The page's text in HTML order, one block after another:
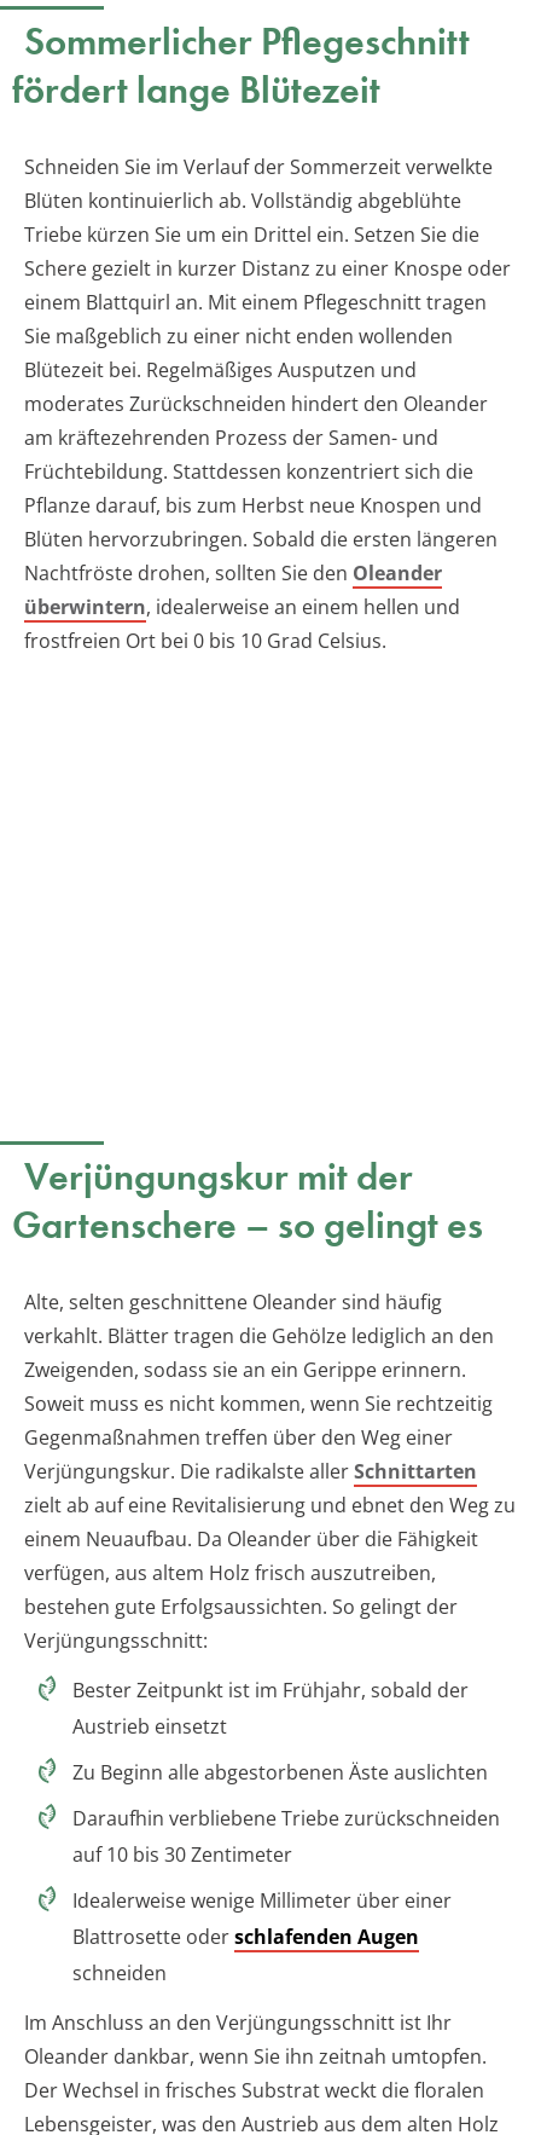
Sommerlicher Pflegeschnitt
fördert lange Blütezeit
Schneiden Sie im Verlauf der Sommerzeit verwelkte
Blüten kontinuierlich ab. Vollständig abgeblühte
Triebe kürzen Sie um ein Drittel ein. Setzen Sie die
Schere gezielt in kurzer Distanz zu einer Knospe oder
einem Blattquirl an. Mit einem Pflegeschnitt tragen
Sie maßgeblich zu einer nicht enden wollenden
Blütezeit bei. Regelmäßiges Ausputzen und
moderates Zurückschneiden hindert den Oleander
am kräftezehrenden Prozess der Samen- und
Früchtebildung. Stattdessen konzentriert sich die
Pflanze darauf, bis zum Herbst neue Knospen und
Blüten hervorzubringen. Sobald die ersten längeren
Nachtfröste drohen, sollten Sie den Oleander
überwintern, idealerweise an einem hellen und
frostfreien Ort bei 0 bis 10 Grad Celsius.
Verjüngungskur mit der
Gartenschere – so gelingt es
Alte, selten geschnittene Oleander sind häufig
verkahlt. Blätter tragen die Gehölze lediglich an den
Zweigenden, sodass sie an ein Gerippe erinnern.
Soweit muss es nicht kommen, wenn Sie rechtzeitig
Gegenmaßnahmen treffen über den Weg einer
Verjüngungskur. Die radikalste allerSchnittarten
zielt ab auf eine Revitalisierung und ebnet den Weg zu
einem Neuaufbau. Da Oleander über die Fähigkeit
verfügen, aus altem Holz frisch auszutreiben,
bestehen gute Erfolgsaussichten. So gelingt der
Verjüngungsschnitt:
Bester Zeitpunkt ist im Frühjahr, sobald der
Austrieb einsetzt
Zu Beginn alle abgestorbenen Äste auslichten
Daraufhin verbliebene Triebe zurückschneiden
auf 10 bis 30 Zentimeter
Idealerweise wenige Millimeter über einer
Blattrosette oderschlafenden Augen
schneiden
Im Anschluss an den Verjüngungsschnitt ist Ihr
Oleander dankbar, wenn Sie ihn zeitnah umtopfen.
Der Wechsel in frisches Substrat weckt die floralen
Lebensgeister, was den Austrieb aus dem alten Holz